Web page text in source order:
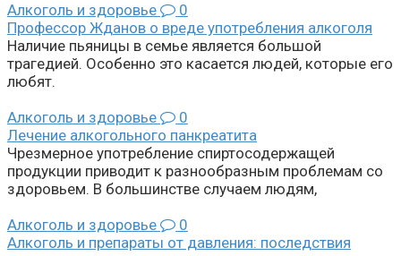
Алкоголь и здоровье
0
Профессор Жданов о вреде употребления алкоголя
Наличие пьяницы в семье является большой
трагедией. Особенно это касается людей, которые его
любят.
Алкоголь и здоровье
0
Лечение алкогольного панкреатита
Чрезмерное употребление спиртосодержащей
продукции приводит к разнообразным проблемам со
здоровьем. В большинстве случаем людям,
Алкоголь и здоровье
0
Алкоголь и препараты от давления: последствия